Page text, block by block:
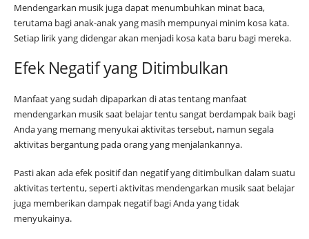
Mendengarkan musik juga dapat menumbuhkan minat baca,
terutama bagi anak-anak yang masih mempunyai minim kosa kata.
Setiap lirik yang didengar akan menjadi kosa kata baru bagi mereka.
Efek Negatif yang Ditimbulkan
Manfaat yang sudah dipaparkan di atas tentang manfaat
mendengarkan musik saat belajar tentu sangat berdampak baik bagi
Anda yang memang menyukai aktivitas tersebut, namun segala
aktivitas bergantung pada orang yang menjalankannya.
Pasti akan ada efek positif dan negatif yang ditimbulkan dalam suatu
aktivitas tertentu, seperti aktivitas mendengarkan musik saat belajar
juga memberikan dampak negatif bagi Anda yang tidak
menyukainya.